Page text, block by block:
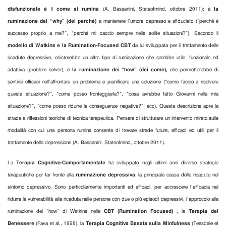
disfunzionale è il come si rumina (A. Bassanini, Stateofmind, ottobre 2011); è la
ruminazione dei “why” (dei perché) a mantenere l’umore depresso e sfiduciato (“perché è
successo proprio a me?”, “perché mi caccio sempre nelle solite situazioni?”). Secondo il
modello di Watkins e la Rumination-Focused CBTda lui sviluppata per il trattamento delle
ricadute depressive, esisterebbe un altro tipo di ruminazione che sarebbe utile, funzionale ed
adattiva (problem solver); è la ruminazione dei “how” (dei come), che permetterebbe di
sentirsi efficaci nell’affrontare un problema e pianificare una soluzione (“come faccio a risolvere
questa situazione?”, “come posso fronteggiarla?”, “cosa avrebbe fatto Giovanni nella mia
situazione?”, “come posso ridurre le conseguenze negative?”, ecc). Questa descrizione apre la
strada a riflessioni teoriche di tecnica terapeutica. Pensare di strutturare un intervento mirato sulle
modalità con cui una persona rumina consente di trovare strade future, efficaci ed utili per il
trattamento della depressione (A. Bassanini, Stateofmind, ottobre 2011).
LaTerapia Cognitivo-Comportamentale ha sviluppato negli ultimi anni diverse strategie
terapeutiche per far fronte alla ruminazione depressiva, la principale causa delle ricadute nel
sintomo depressivo. Sono particolarmente importanti ed efficaci, per accrescere l’efficacia nel
ridurre la vulnerabilità alla ricaduta nelle persone con due o più episodi depressivi, l’approccio alla
ruminazione dei “how” di Watkins nellaCBT (Rumination Focused) , la Terapia del
Benessere (Fava et al., 1998), la Terapia Cognitiva Basata sulla Minfulness(Teasdale et